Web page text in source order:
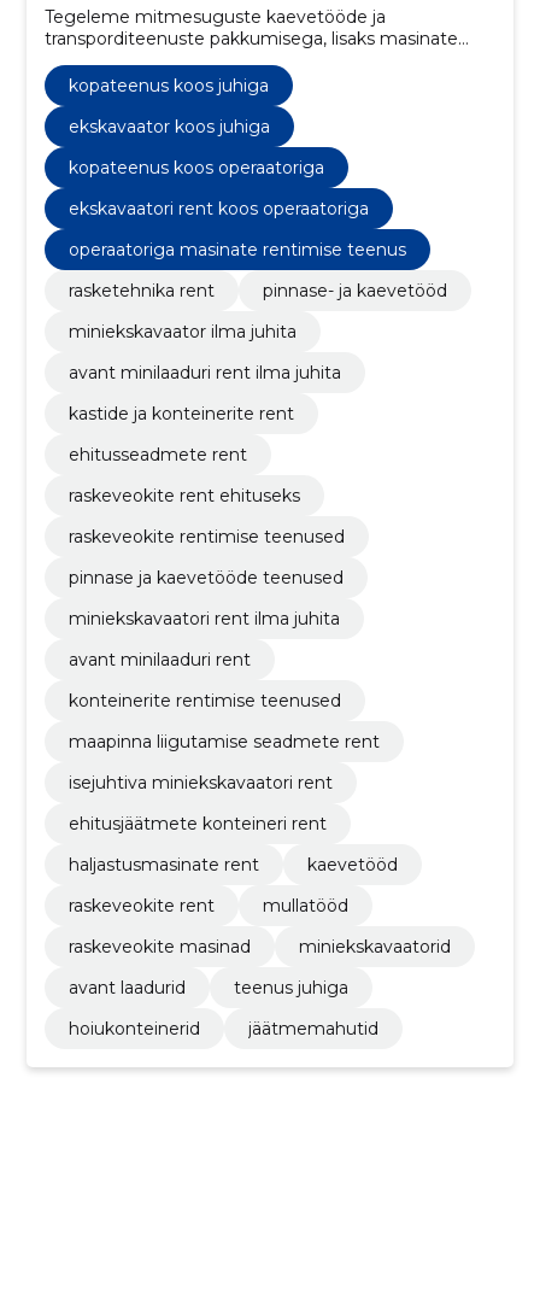
Tegeleme mitmesuguste kaevetööde ja
transporditeenuste pakkumisega, lisaks masinate
renti nii juhi kui juhita.
kopateenus koos juhiga
ekskavaator koos juhiga
kopateenus koos operaatoriga
ekskavaatori rent koos operaatoriga
operaatoriga masinate rentimise teenus
rasketehnika rent
pinnase- ja kaevetööd
miniekskavaator ilma juhita
avant minilaaduri rent ilma juhita
kastide ja konteinerite rent
ehitusseadmete rent
raskeveokite rent ehituseks
raskeveokite rentimise teenused
pinnase ja kaevetööde teenused
miniekskavaatori rent ilma juhita
avant minilaaduri rent
konteinerite rentimise teenused
maapinna liigutamise seadmete rent
isejuhtiva miniekskavaatori rent
ehitusjäätmete konteineri rent
haljastusmasinate rent
kaevetööd
raskeveokite rent
mullatööd
raskeveokite masinad
miniekskavaatorid
avant laadurid
teenus juhiga
hoiukonteinerid
jäätmemahutid